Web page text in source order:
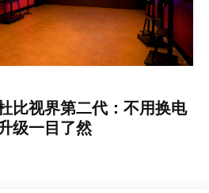
比视界第二代：不用换电
级一目了然